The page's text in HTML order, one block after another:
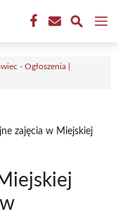
- Ogłoszenia |
zajęcia w Miejskiej